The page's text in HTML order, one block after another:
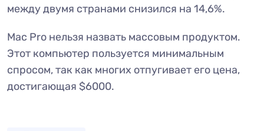
между двумя странами снизился на 14,6%.
Mac Pro нельзя назвать массовым продуктом.
Этот компьютер пользуется минимальным
спросом, так как многих отпугивает его цена,
достигающая $6000.